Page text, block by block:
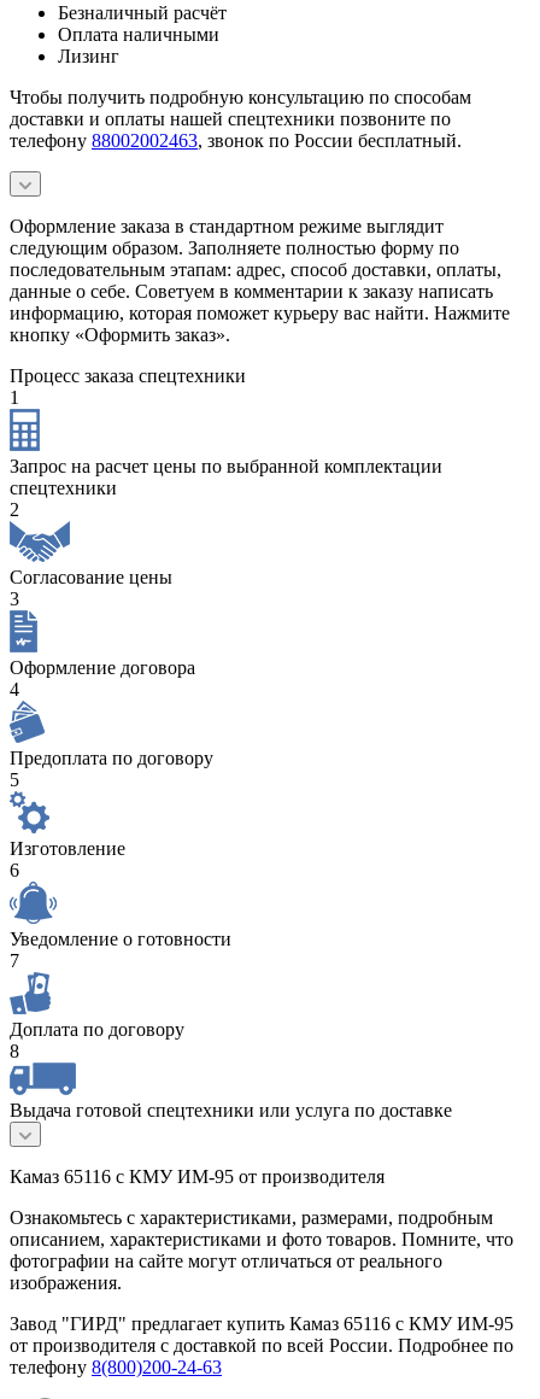
Безналичный расчёт
Оплата наличными
Лизинг
Чтобы получить подробную консультацию по способам
доставки и оплаты нашей спецтехники позвоните по
телефону 88002002463, звонок по России бесплатный.
Оформление заказа в стандартном режиме выглядит
следующим образом. Заполняете полностью форму по
последовательным этапам: адрес, способ доставки, оплаты,
данные о себе. Советуем в комментарии к заказу написать
информацию, которая поможет курьеру вас найти. Нажмите
кнопку «Оформить заказ».
Процесс заказа спецтехники
1
Запрос на расчет цены по выбранной комплектации
спецтехники
2
Согласование цены
3
Оформление договора
4
Предоплата по договору
5
Изготовление
6
Уведомление о готовности
7
Доплата по договору
8
Выдача готовой спецтехники или услуга по доставке
Камаз 65116 с КМУ ИМ-95 от производителя
Ознакомьтесь с характеристиками, размерами, подробным
описанием, характеристиками и фото товаров. Помните, что
фотографии на сайте могут отличаться от реального
изображения.
Завод "ГИРД" предлагает купить Камаз 65116 с КМУ ИМ-95
от производителя с доставкой по всей России. Подробнее по
телефону 8(800)200-24-63